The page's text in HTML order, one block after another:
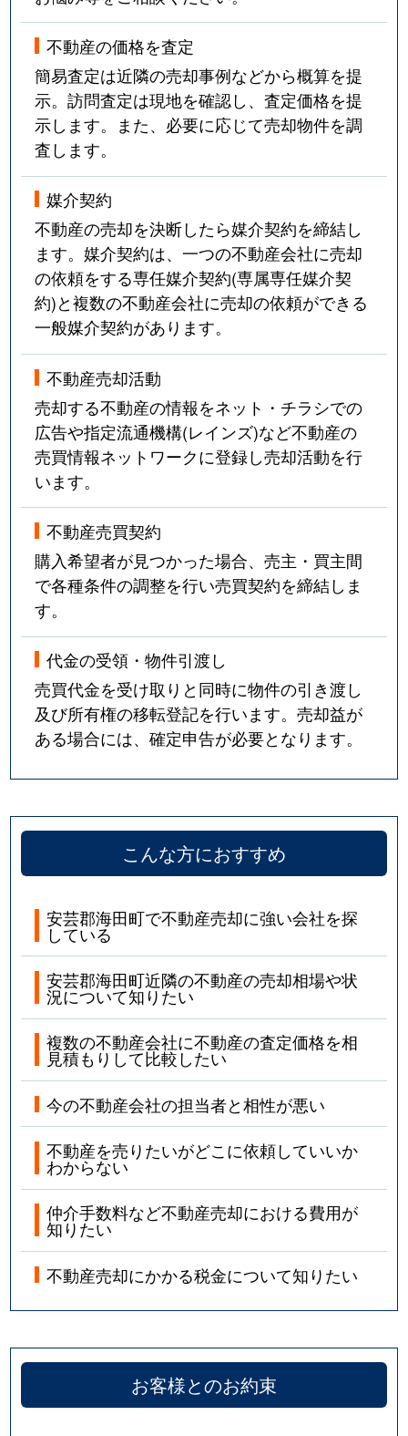
不動産の価格を査定
簡易査定は近隣の売却事例などから概算を提
示。訪問査定は現地を確認し、査定価格を提
示します。また、必要に応じて売却物件を調
査します。
媒介契約
不動産の売却を決断したら媒介契約を締結し
ます。媒介契約は、一つの不動産会社に売却
の依頼をする専任媒介契約(専属専任媒介契
約)と複数の不動産会社に売却の依頼ができる
一般媒介契約があります。
不動産売却活動
売却する不動産の情報をネット・チラシでの
広告や指定流通機構(レインズ)など不動産の
売買情報ネットワークに登録し売却活動を行
います。
不動産売買契約
購入希望者が見つかった場合、売主・買主間
で各種条件の調整を行い売買契約を締結しま
す。
代金の受領・物件引渡し
売買代金を受け取りと同時に物件の引き渡し
及び所有権の移転登記を行います。売却益が
ある場合には、確定申告が必要となります。
こんな方におすすめ
安芸郡海田町で不動産売却に強い会社を探
している
安芸郡海田町近隣の不動産の売却相場や状
況について知りたい
複数の不動産会社に不動産の査定価格を相
見積もりして比較したい
今の不動産会社の担当者と相性が悪い
不動産を売りたいがどこに依頼していいか
わからない
仲介手数料など不動産売却における費用が
知りたい
不動産売却にかかる税金について知りたい
お客様とのお約束